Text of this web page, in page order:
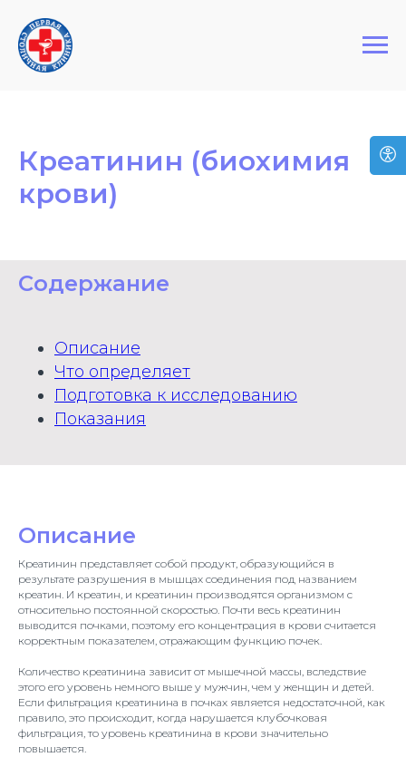
Первая Столичная Клиника
Креатинин (биохимия
крови)
Содержание
Описание
Что определяет
Подготовка к исследованию
Показания
Описание
Креатинин представляет собой продукт, образующийся в
результате разрушения в мышцах соединения под названием
креатин. И креатин, и креатинин производятся организмом с
относительно постоянной скоростью. Почти весь креатинин
выводится почками, поэтому его концентрация в крови считается
корректным показателем, отражающим функцию почек.
Количество креатинина зависит от мышечной массы, вследствие
этого его уровень немного выше у мужчин, чем у женщин и детей.
Если фильтрация креатинина в почках является недостаточной, как
правило, это происходит, когда нарушается клубочковая
фильтрация, то уровень креатинина в крови значительно
повышается.